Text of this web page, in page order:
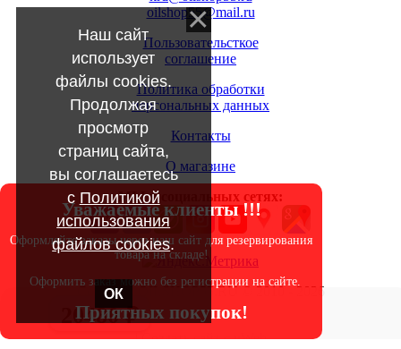
20480 ₽
oilshop55@mail.ru
Пользовательсткое
соглашение
Политика обработки
персональных данных
Контакты
О магазине
МЫ в социальных сетях:
Copyright OILSHOP55.RU © 2010 - 2026
|СоздатьсайтсuWeb
Уважаемые клиенты !!!
Оформляйте заказы через наш сайт для резервирования
товара на складе!
Оформить заказ можно без регистрации на сайте.
Приятных покупок!
Наш сайт
использует
файлы cookies.
Продолжая
просмотр
страниц сайта,
вы соглашаетесь
с Политикой
использования
файлов cookies.
ОК